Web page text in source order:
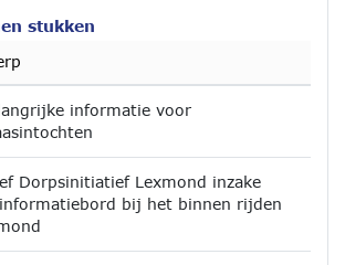
stukken
informatie voor
Dorpsinitiatief Lexmond inzake
bij het binnen rijden